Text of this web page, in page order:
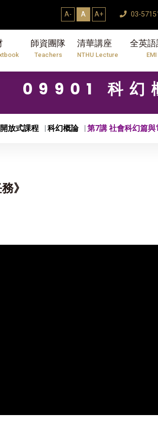
A- A A+ 03-
師資團隊
Teachers
清華講座
NTHU Lecture
全英語
EMI
7/31】114學年度第2學
09901 科幻
開放式課程 科幻概論 第7講 社會科幻篇與
》